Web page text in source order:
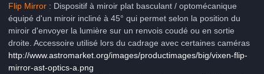
Flip Mirror : Dispositif à miroir plat basculant / optomécanique
équipé d'un miroir incliné à 45° qui permet selon la position du
miroir d'envoyer la lumière sur un renvois coudé ou en sortie
droite. Accessoire utilisé lors du cadrage avec certaines caméras
http://www.astromarket.org/images/productimages/big/vixen-flip-
mirror-ast-optics-a.png